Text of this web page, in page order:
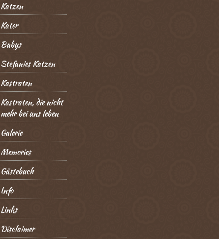
Katzen
Kater
Babys
Stefanies Katzen
Kastraten
Kastraten, die nicht
mehr bei uns leben
Galerie
Memories
Gästebuch
Info
Links
Disclaimer